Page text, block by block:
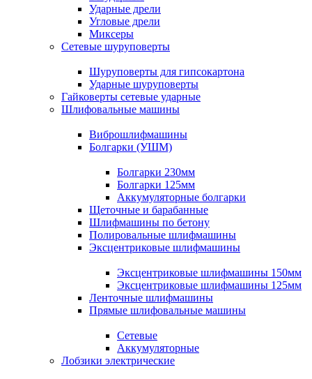
Ударные дрели
Угловые дрели
Миксеры
Сетевые шуруповерты
Шуруповерты для гипсокартона
Ударные шуруповерты
Гайковерты сетевые ударные
Шлифовальные машины
Виброшлифмашины
Болгарки (УШМ)
Болгарки 230мм
Болгарки 125мм
Аккумуляторные болгарки
Щеточные и барабанные
Шлифмашины по бетону
Полировальные шлифмашины
Эксцентриковые шлифмашины
Эксцентриковые шлифмашины 150мм
Эксцентриковые шлифмашины 125мм
Ленточные шлифмашины
Прямые шлифовальные машины
Сетевые
Аккумуляторные
Лобзики электрические